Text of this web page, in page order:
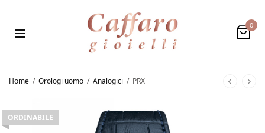
0
Home / Orologi uomo / Analogici / PRX
ORDINABILE